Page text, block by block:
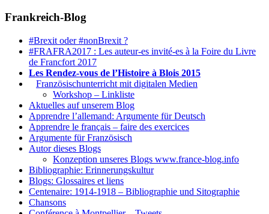
Frankreich-Blog
#Brexit oder #nonBrexit ?
#FRAFRA2017 : Les auteur-es invité-es à la Foire du Livre
de Francfort 2017
Les Rendez-vous de l’Histoire à Blois 2015
Französischunterricht mit digitalen Medien
Workshop – Linkliste
Aktuelles auf unserem Blog
Apprendre l’allemand: Argumente für Deutsch
Apprendre le français – faire des exercices
Argumente für Französisch
Autor dieses Blogs
Konzeption unseres Blogs www.france-blog.info
Bibliographie: Erinnerungskultur
Blogs: Glossaires et liens
Centenaire: 1914-1918 – Bibliographie und Sitographie
Chansons